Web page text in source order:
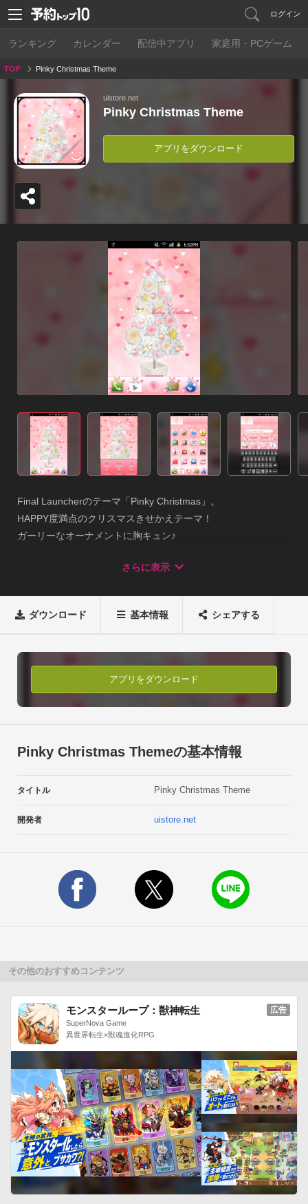
ログイン
ランキング カレンダー 配信中アプリ 家庭用・PCゲーム
TOP Pinky Christmas Theme
uistore.net
Pinky Christmas Theme
アプリをダウンロード
Final Launcherのテーマ「Pinky Christmas」。
HAPPY度満点のクリスマスきせかえテーマ！
ガーリーなオーナメントに胸キュン♪
https://play.google.com/store/apps/details?
・ホームスクリーン
・ドロワー画面
・メニュー画面
メニュー &gt; ホーム設定 &gt; テーマ設定 &gt; テーマ一覧より
【購入方法】
マが使い放題！】
・uistore月額会員について
あなたの端末をホームアプリとライブ壁紙とテーマでもっとカ
・Final Launcherのメニューボタン押下後[ホーム設定]内、「月
額会員」より登録することが出来ます。
・月額会員対象の無料版ライブ壁紙のホーム画面に表示される
広告より登録することが出来ます。
※月額会員状態でも「Final Launcher」をアンインストールし
てしまうと、[FL
ver.]ライブ壁紙は期間制限付き版に戻ってしまいますのでご注
意ください。
(テーマは他のホームアプリでは使用不可。)
さらに表示
ダウンロード 基本情報 シェアする
アプリをダウンロード
Pinky Christmas Themeの基本情報
タイトル Pinky Christmas Theme
開発者 uistore.net
その他のおすすめコンテンツ
モンスターループ：獣神転生
SuperNova Game
異世界転生×獣魂進化RPG
広告